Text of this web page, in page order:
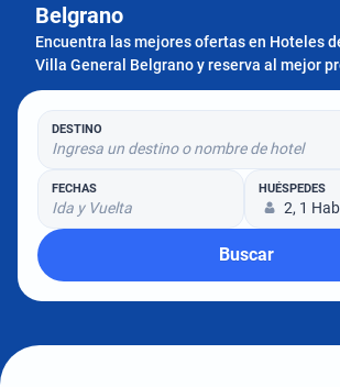
Belgrano
Encuentra las mejores ofertas en Hoteles
Villa General Belgrano y reserva al mejor
DESTINO
Ingresa un destino o nombre de hotel
FECHAS
Ida y Vuelta
HUÉSPEDES
2, 1
Buscar